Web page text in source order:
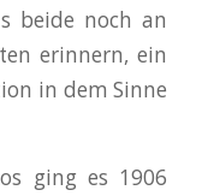
beide noch an
erinnern, ein
in dem Sinne
ging es 1906